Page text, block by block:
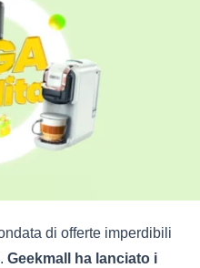
di offerte imperdibili
Geekmall ha lanciato i